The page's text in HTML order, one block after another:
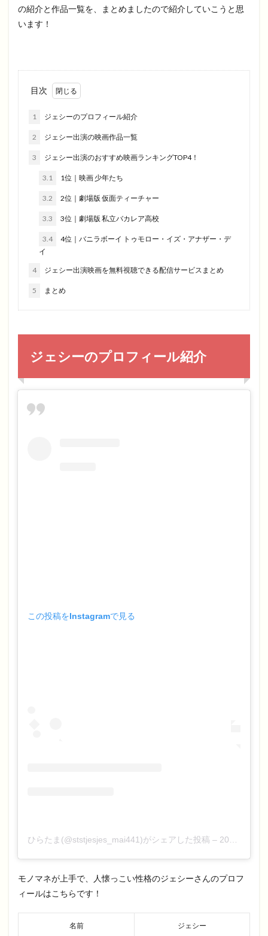
の紹介と作品一覧を、まとめましたので紹介していこうと思
います！
目次
1 ジェシーのプロフィール紹介
2 ジェシー出演の映画作品一覧
3 ジェシー出演のおすすめ映画ランキングTOP4！
3.1 1位｜映画 少年たち
3.2 2位｜劇場版 仮面ティーチャー
3.3 3位｜劇場版 私立バカレア高校
3.4
4位｜バニラボーイ トゥモロー・イズ・アナザー・デ
イ
4 ジェシー出演映画を無料視聴できる配信サービスまとめ
5 まとめ
ジェシーのプロフィール紹介
この投稿をInstagramで見る
ひらたま(@ststjesjes_mai441)がシェアした投稿 – 2020年10月月2日午前1時10分PDT
モノマネが上手で、人懐っこい性格のジェシーさんのプロフ
ィールはこちらです！
名前 ジェシー